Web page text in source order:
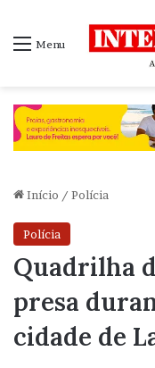
Menu
Início / Polícia
Polícia
Quadrilha
presa
cidade de